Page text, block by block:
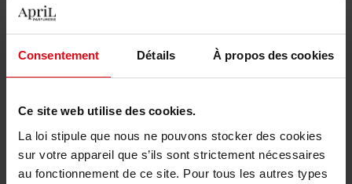
Consentement Détails À propos des cookies
Ce site web utilise des cookies.
La loi stipule que nous ne pouvons stocker des cookies
sur votre appareil que s’ils sont strictement nécessaires
au fonctionnement de ce site. Pour tous les autres types
En stock
Ajouter au panier
Livraison gratuite à partir de 50€
Retour gratuit dans votre magasin